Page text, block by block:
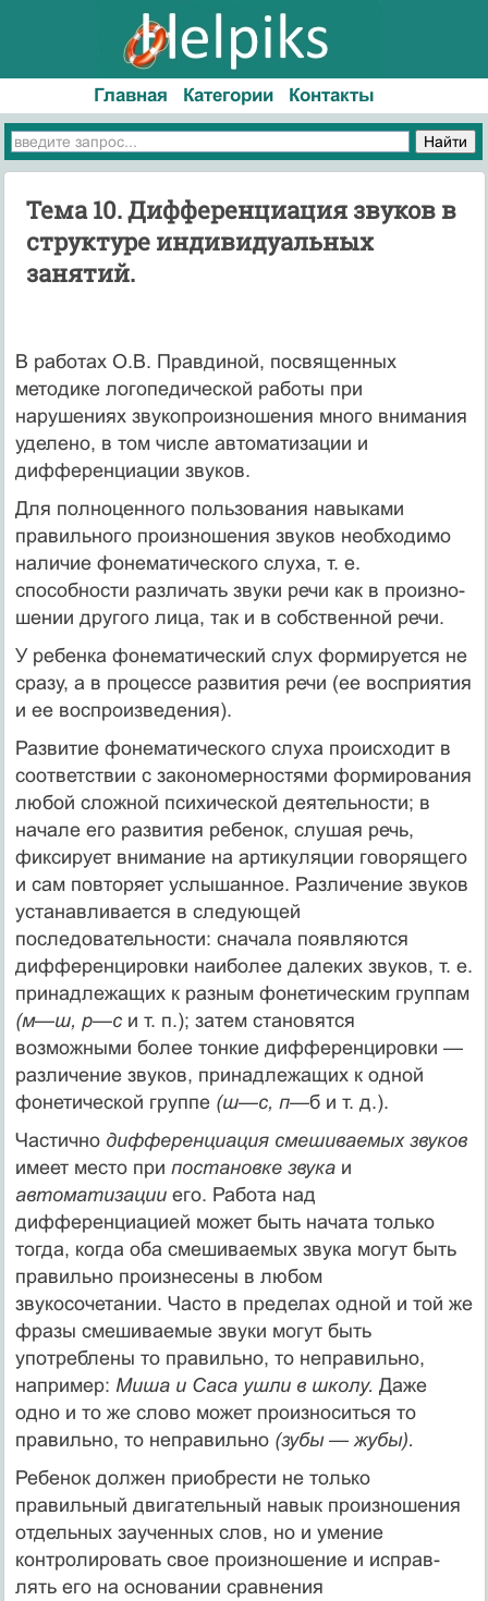
Главная Категории Контакты
Тема 10. Дифференциация звуков в
структуре индивидуальных
занятий.
В работах О.В. Правдиной, посвященных
методике логопедической работы при
нарушениях звукопроизношения много внимания
уделено, в том числе автоматизации и
дифференциации звуков.
Для полноценного пользования навыками
правильного произношения звуков необходимо
наличие фонематического слуха, т. е.
способности различать звуки речи как в произно­
шении другого лица, так и в собственной речи.
У ребенка фонематический слух формируется не
сразу, а в процессе развития речи (ее восприятия
и ее воспроизве­дения).
Развитие фонематического слуха происходит в
соответ­ствии с закономерностями формирования
любой сложной психической деятельности; в
начале его развития ребенок, слушая речь,
фиксирует внимание на артикуляции говоря­щего
и сам повторяет услышанное. Различение звуков
уста­навливается в следующей
последовательности: сначала по­являются
дифференцировки наиболее далеких звуков, т. е.
принадлежащих к разным фонетическим группам
(м—ш, р—с и т. п.); затем становятся
возможными более тонкие дифференцировки —
различение звуков, принадлежащих к одной
фонетической группе (ш—с, п—б и т. д.).
Частично дифференциация смешиваемых звуков
имеет место при постановке звукаи
автоматизации его. Работа над
дифференциацией может быть начата только
тогда, когда оба смешиваемых звука могут быть
правильно произнесены в лю­бом
звукосочетании. Часто в пределах одной и той же
фразы смешиваемые звуки могут быть
употреблены то правильно, то неправильно,
например: Миша и Саса ушли в школу. Даже
одно и то же слово может произноситься то
правильно, то не­правильно (зубы — жубы).
Ребенок должен приобрести не только
правильный дви­гательный навык произношения
отдельных заученных слов, но и умение
контролировать свое произношение и исправ­
лять его на основании сравнения